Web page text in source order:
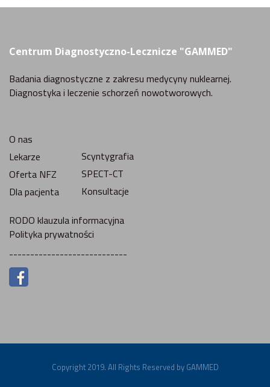
Centrum Diagnostyczno-Lecznicze "GAMMED"
Badania diagnostyczne z zakresu medycyny nuklearnej.
Diagnostyka i leczenie schorzeń nowotworowych.
O nas
Lekarze
Oferta NFZ
Dla pacjenta
Scyntygrafia
SPECT-CT
Konsultacje
RODO klauzula informacyjna
Polityka prywatności
----------------------------
Copyright 2019. All Rights Reserved by GAMMED